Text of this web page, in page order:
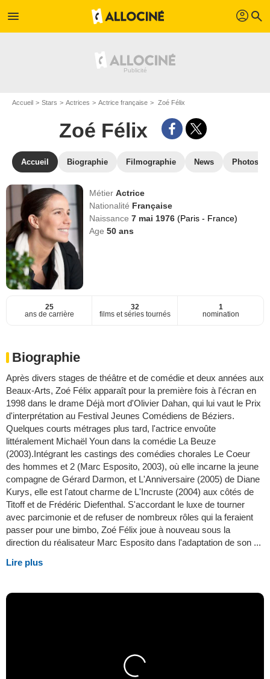
menu profil search
Accueil Stars Actrices Actrice française Zoé Félix
Zoé Félix
Accueil Biographie Filmographie News Photos
MétierActrice
Nationalité Française
Naissance7 mai 1976(Paris - France)
Age50 ans
25
ans de carrière
32
films et séries tournés
1
nomination
Biographie
Après divers stages de théâtre et de comédie et deux années aux
Beaux-Arts, Zoé Félix apparaît pour la première fois à l'écran en
1998 dans le drame Déjà mort d'Olivier Dahan, qui lui vaut le Prix
d'interprétation au Festival Jeunes Comédiens de Béziers.
Quelques courts métrages plus tard, l'actrice envoûte
littéralement Michaël Youn dans la comédie La Beuze
(2003).Intégrant les castings des comédies chorales Le Coeur
des hommes et 2 (Marc Esposito, 2003), où elle incarne la jeune
compagne de Gérard Darmon, et L'Anniversaire (2005) de Diane
Kurys, elle est l'atout charme de L'Incruste (2004) aux côtés de
Titoff et de Frédéric Diefenthal. S'accordant le luxe de tourner
avec parcimonie et de refuser de nombreux rôles qui la feraient
passer pour une bimbo, Zoé Félix joue à nouveau sous la
direction du réalisateur Marc Esposito dans l'adaptation de son ...
Lire plus